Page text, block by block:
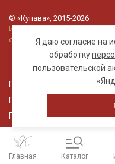
Я даю согласие на
обработку
пользовательской
© «Купава», 2015-2026
Информация на сайте не
офертой.
Правовая информация
Политика обработки
Пользовательское
Главная Каталог